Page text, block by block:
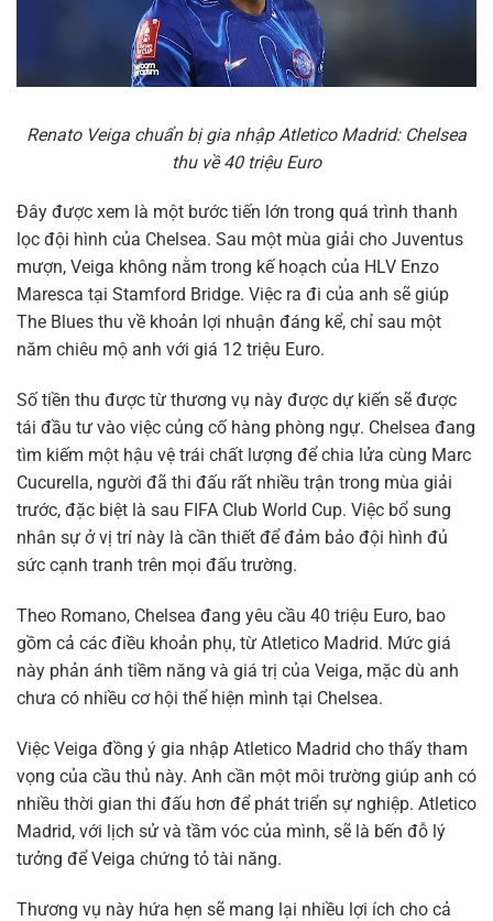
Renato Veiga chuẩn bị gia nhập Atletico Madrid: Chelsea
thu về 40 triệu Euro
Đây được xem là một bước tiến lớn trong quá trình thanh
lọc đội hình của Chelsea. Sau một mùa giải cho Juventus
mượn, Veiga không nằm trong kế hoạch của HLV Enzo
Maresca tại Stamford Bridge. Việc ra đi của anh sẽ giúp
The Blues thu về khoản lợi nhuận đáng kể, chỉ sau một
năm chiêu mộ anh với giá 12 triệu Euro.
Số tiền thu được từ thương vụ này được dự kiến sẽ được
tái đầu tư vào việc củng cố hàng phòng ngự. Chelsea đang
tìm kiếm một hậu vệ trái chất lượng để chia lửa cùng Marc
Cucurella, người đã thi đấu rất nhiều trận trong mùa giải
trước, đặc biệt là sau FIFA Club World Cup. Việc bổ sung
nhân sự ở vị trí này là cần thiết để đảm bảo đội hình đủ
sức cạnh tranh trên mọi đấu trường.
Theo Romano, Chelsea đang yêu cầu 40 triệu Euro, bao
gồm cả các điều khoản phụ, từ Atletico Madrid. Mức giá
này phản ánh tiềm năng và giá trị của Veiga, mặc dù anh
chưa có nhiều cơ hội thể hiện mình tại Chelsea.
Việc Veiga đồng ý gia nhập Atletico Madrid cho thấy tham
vọng của cầu thủ này. Anh cần một môi trường giúp anh có
nhiều thời gian thi đấu hơn để phát triển sự nghiệp. Atletico
Madrid, với lịch sử và tầm vóc của mình, sẽ là bến đỗ lý
tưởng để Veiga chứng tỏ tài năng.
Thương vụ này hứa hẹn sẽ mang lại nhiều lợi ích cho cả